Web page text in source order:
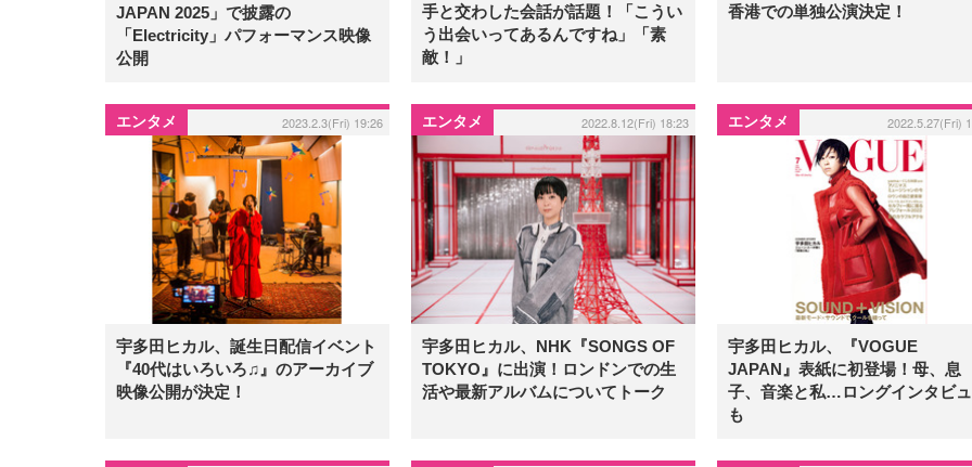
JAPAN 2025」で披露の
「Electricity」パフォーマンス映像
公開
手と交わした会話が話題！「こうい
う出会いってあるんですね」「素
敵！」
香港での単独公演決定！
エンタメ 2023.2.3(Fri) 19:26
宇多田ヒカル、誕生日配信イベント
『40代はいろいろ♫』のアーカイブ
映像公開が決定！
エンタメ 2022.8.12(Fri) 18:23
宇多田ヒカル、NHK『SONGS OF
TOKYO』に出演！ロンドンでの生
活や最新アルバムについてトーク
エンタメ 2022.5.27(Fri)
宇多田ヒカル、『VOGUE
JAPAN』表紙に初登場！母、息
子、音楽と私…ロングインタビ
も